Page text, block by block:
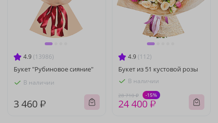
4.9 (13986)
Букет "Рубиновое сияние"
В наличии
3 460 ₽
4.9 (112)
Букет из 51 кустовой розы
В наличии
28 710 ₽ -15%
24 400 ₽